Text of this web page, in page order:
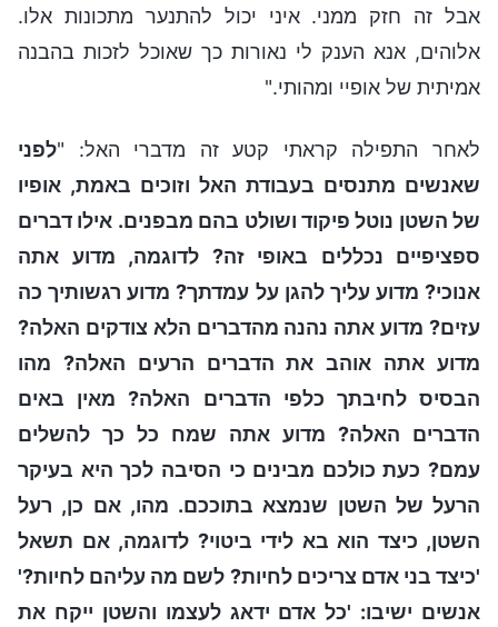
אבל זה חזק ממני. איני יכול להתנער מתכונות אלו.
אלוהים, אנא הענק לי נאורות כך שאוכל לזכות בהבנה
אמיתית של אופיי ומהותי."
לאחר התפילה קראתי קטע זה מדברי האל: "לפני
שאנשים מתנסים בעבודת האל וזוכים באמת, אופיו
של השטן נוטל פיקוד ושולט בהם מבפנים. אילו דברים
ספציפיים נכללים באופי זה? לדוגמה, מדוע אתה
אנוכי? מדוע עליך להגן על עמדתך? מדוע רגשותיך כה
עזים? מדוע אתה נהנה מהדברים הלא צודקים האלה?
מדוע אתה אוהב את הדברים הרעים האלה? מהו
הבסיס לחיבתך כלפי הדברים האלה? מאין באים
הדברים האלה? מדוע אתה שמח כל כך להשלים
עמם? כעת כולכם מבינים כי הסיבה לכך היא בעיקר
הרעל של השטן שנמצא בתוככם. מהו, אם כן, רעל
השטן, כיצד הוא בא לידי ביטוי? לדוגמה, אם תשאל
'כיצד בני אדם צריכים לחיות? לשם מה עליהם לחיות?'
אנשים ישיבו: 'כל אדם ידאג לעצמו והשטן ייקח את